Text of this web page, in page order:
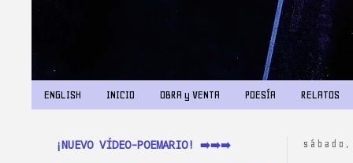
ENGLISH INICIO OBRA y VENTA POESÍA RELATOS
¡NUEVO VÍDEO-POEMARIO! ➡️➡️➡️